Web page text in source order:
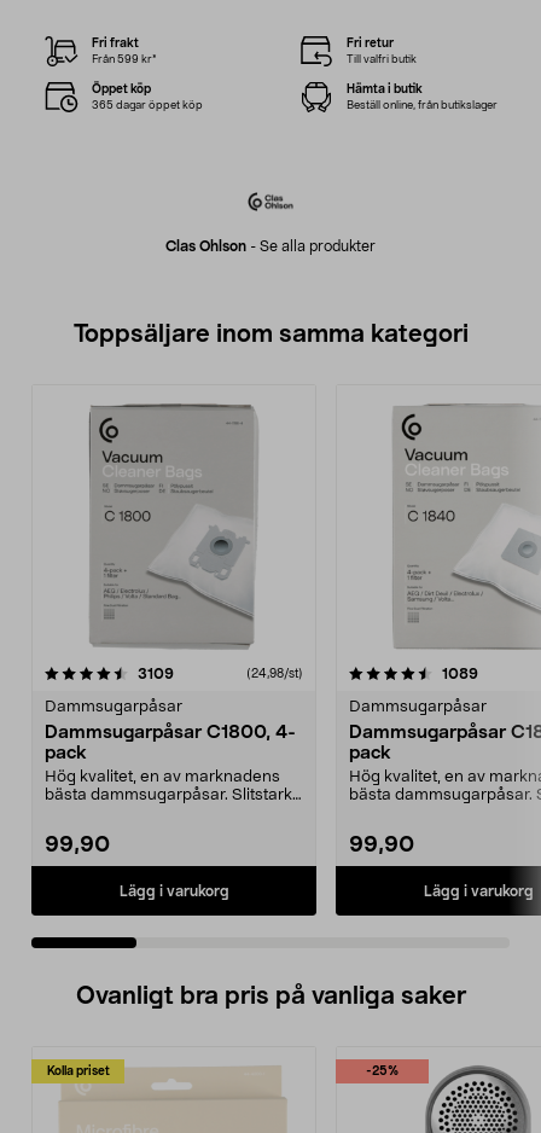
Clas Ohlson - Se alla produkter
Fri frakt
Från 599 kr*
Fri retur
Till valfri butik
Öppet köp
365 dagar öppet köp
Hämta i butik
Beställ online, från butikslager
Toppsäljare inom samma kategori
3109recensioner(24,98/st)
Dammsugarpåsar
Dammsugarpåsar C1800, 4-
pack
Hög kvalitet, en av marknadens
bästa dammsugarpåsar. Slitstark,
99,90
Lägg i varukorg
4.5 av 5 stjärnor 1089
Dammsugarpåsar
Dammsugarpåsar
pack
Hög kvalitet, en av
bästa dammsugarpåsar.
99,90
Lägg i varukorg
4.5 av 5 stjärnor
Ovanligt bra pris på vanliga saker
Kolla priset -25%